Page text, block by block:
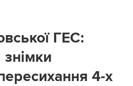
ГЕС:
знімки
4-х